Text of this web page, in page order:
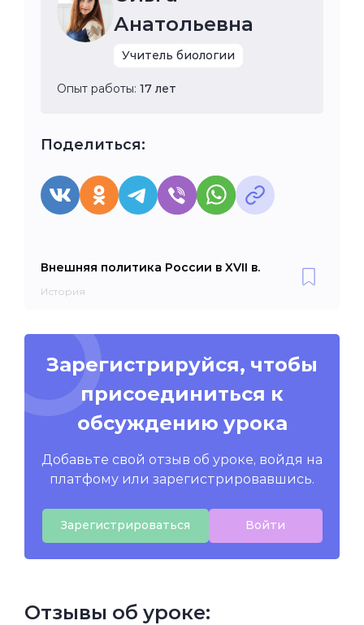
Анатольевна
Учитель биологии
Опыт работы: 17 лет
Поделиться:
Внешняя политика России в XVII в.
История
Зарегистрируйся, чтобы
присоединиться к
обсуждению урока
Добавьте свой отзыв об уроке, войдя на
платфому или зарегистрировавшись.
Зарегистрироваться Войти
Отзывы об уроке: